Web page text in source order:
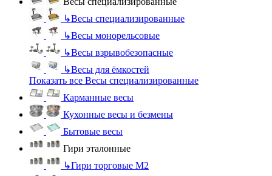
↳Весы специализированные
↳Весы монорельсовые
↳Весы взрывобезопасные
↳Весы для ёмкостей
Показать все Весы специализированные
Карманные весы
Кухонные весы и безмены
Бытовые весы
Гири эталонные
↳Гири торговые М2